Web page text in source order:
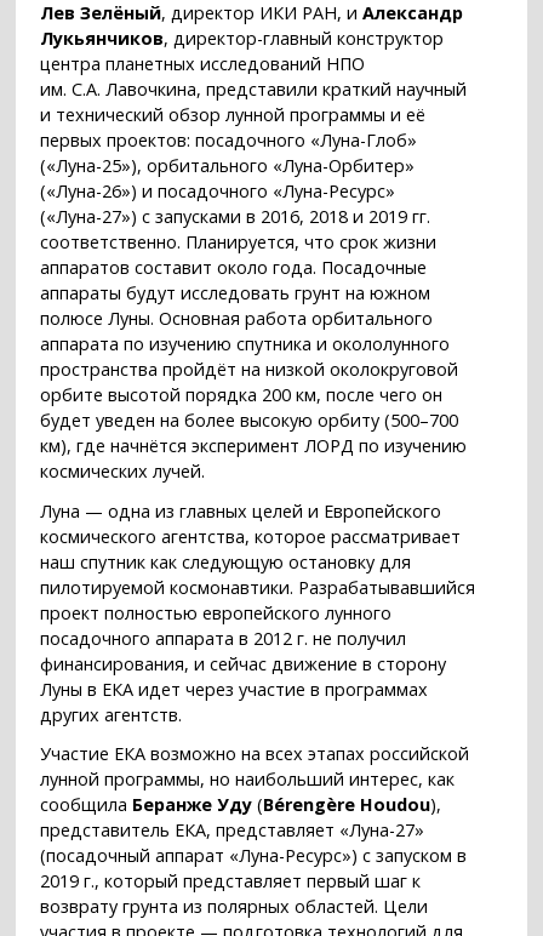
Лев Зелёный, директор ИКИ РАН, иАлександр
Лукьянчиков, директор-главный конструктор
центра планетных исследований НПО
им. С.А. Лавочкина, представили краткий научный
и технический обзор лунной программы и её
первых проектов: посадочного «Луна-Глоб»
(«Луна-25»), орбитального «Луна-Орбитер»
(«Луна-26») и посадочного «Луна-Ресурс»
(«Луна-27») с запусками в 2016, 2018 и 2019 гг.
соответственно. Планируется, что срок жизни
аппаратов составит около года. Посадочные
аппараты будут исследовать грунт на южном
полюсе Луны. Основная работа орбитального
аппарата по изучению спутника и окололунного
пространства пройдёт на низкой околокруговой
орбите высотой порядка 200 км, после чего он
будет уведен на более высокую орбиту (500–700
км), где начнётся эксперимент ЛОРД по изучению
космических лучей.
Луна — одна из главных целей и Европейского
космического агентства, которое рассматривает
наш спутник как следующую остановку для
пилотируемой космонавтики. Разрабатывавшийся
проект полностью европейского лунного
посадочного аппарата в 2012 г. не получил
финансирования, и сейчас движение в сторону
Луны в ЕКА идет через участие в программах
других агентств.
Участие ЕКА возможно на всех этапах российской
лунной программы, но наибольший интерес, как
сообщила Беранже Уду (Bérengère Houdou),
представитель ЕКА, представляет «Луна-27»
(посадочный аппарат «Луна-Ресурс») с запуском в
2019 г., который представляет первый шаг к
возврату грунта из полярных областей. Цели